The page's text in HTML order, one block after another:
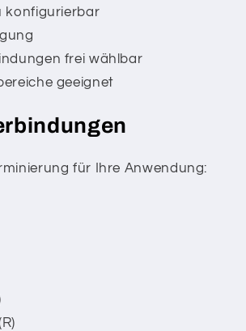
konfigurierbar
frei wählbar
geeignet
für Ihre Anwendung: